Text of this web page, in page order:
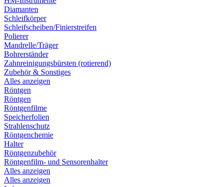
Diamanten
Schleifkörper
Schleifscheiben/Finierstreifen
Polierer
Mandrelle/Träger
Bohrerständer
Zahnreinigungsbürsten (rotierend)
Zubehör & Sonstiges
Alles anzeigen
Röntgen
Röntgen
Röntgenfilme
Speicherfolien
Strahlenschutz
Röntgenchemie
Halter
Röntgenzubehör
Röntgenfilm- und Sensorenhalter
Alles anzeigen
Alles anzeigen